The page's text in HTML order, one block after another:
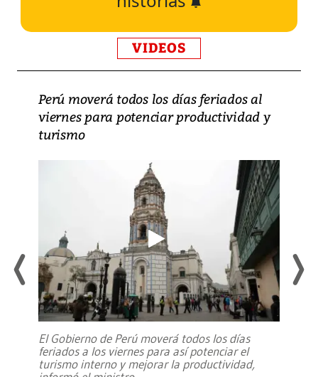
VIDEOS
Perú moverá todos los días feriados al
viernes para potenciar productividad y
turismo
El Gobierno de Perú moverá todos los días
feriados a los viernes para así potenciar el
turismo interno y mejorar la productividad,